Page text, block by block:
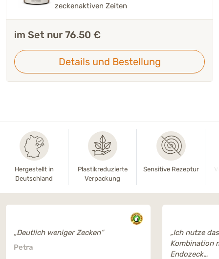
zeckenaktiven Zeiten
im Set nur 76.50 €
Details und Bestellung
Hergestellt in
Deutschland
Plastikreduzierte
Verpackung
Sensitive Rezeptur
„Deutlich weniger Zecken“
Petra
„Ich nutze
Kombination
Endozeck